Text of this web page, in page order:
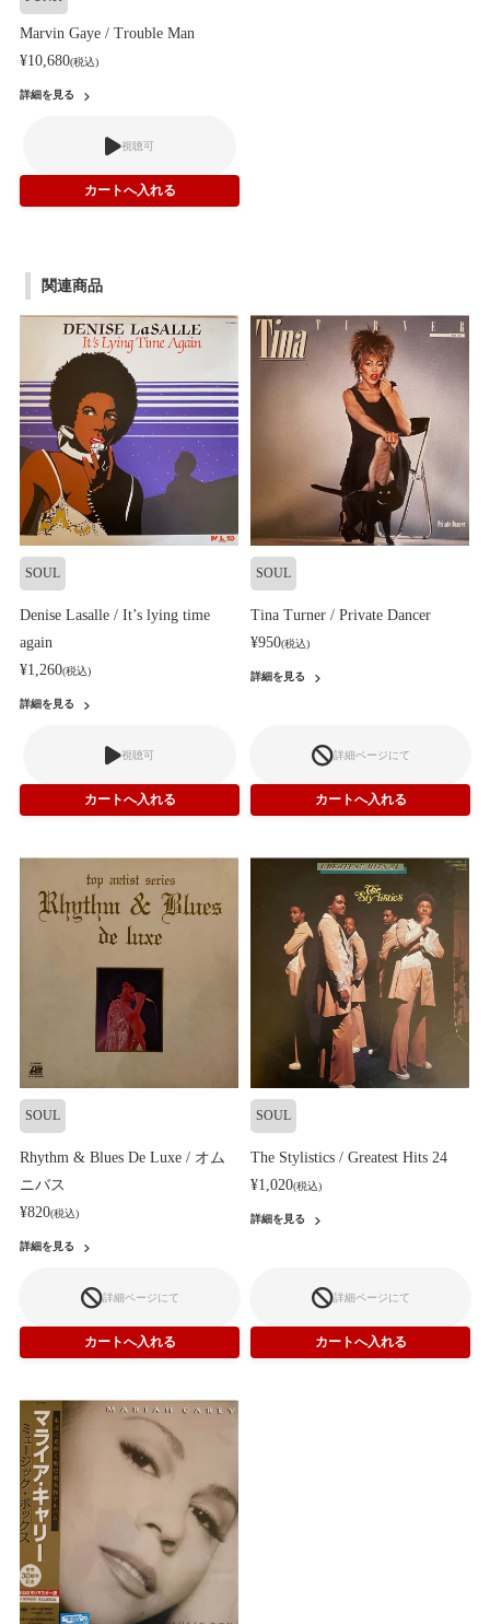
Marvin Gaye / Trouble Man
¥10,680(税込)
詳細を見る
視聴可
関連商品
SOUL
Denise Lasalle / It’s lying time
again
¥1,260(税込)
詳細を見る
視聴可
SOUL
Tina Turner / Private Dancer
¥950(税込)
詳細を見る
詳細ページにて
SOUL
Rhythm & Blues De Luxe / オム
ニバス
¥820(税込)
詳細を見る
詳細ページにて
SOUL
The Stylistics / Greatest Hits 24
¥1,020(税込)
詳細を見る
詳細ページにて